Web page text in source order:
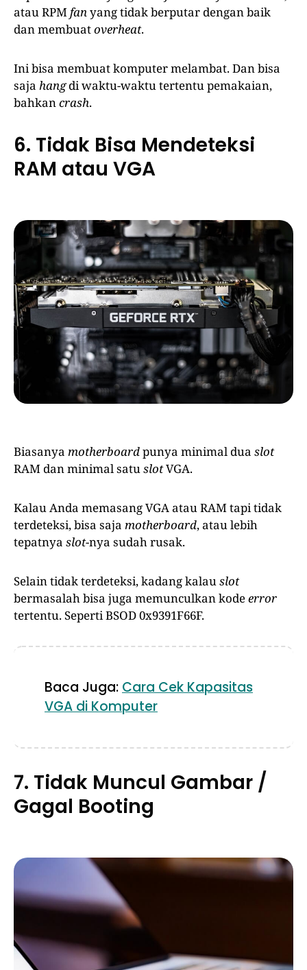
atau RPMfanyang tidak berputar dengan baik
dan membuatoverheat.
Ini bisa membuat komputer melambat. Dan bisa
saja hangdi waktu-waktu tertentu pemakaian,
bahkancrash.
6. Tidak Bisa Mendeteksi
RAM atau VGA
Biasanya motherboardpunya minimal dua slot
RAM dan minimal satuslotVGA.
Kalau Anda memasang VGA atau RAM tapi tidak
terdeteksi, bisa saja motherboard, atau lebih
tepatnya slot-nya sudah rusak.
Selain tidak terdeteksi, kadang kalauslot
bermasalah bisa juga memunculkan kodeerror
tertentu. Seperti BSOD 0x9391F66F.
Baca Juga: Cara Cek Kapasitas
VGA di Komputer
7. Tidak Muncul Gambar /
Gagal Booting